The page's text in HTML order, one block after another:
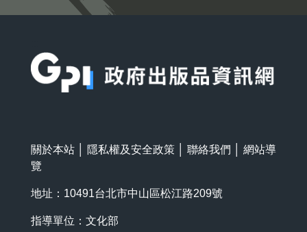
關於本站 隱私權及安全政策 聯絡我們
網站導
覽
地址：10491台北市中山區松江路209號
指導單位：文化部